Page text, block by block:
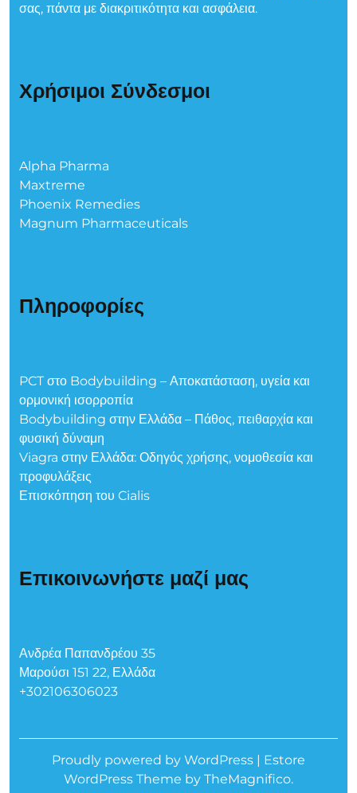
σας, πάντα με διακριτικότητα και ασφάλεια.
Χρήσιμοι Σύνδεσμοι
Alpha Pharma
Maxtreme
Phoenix Remedies
Magnum Pharmaceuticals
Πληροφορίες
PCT στο Bodybuilding – Αποκατάσταση, υγεία και
ορμονική ισορροπία
Bodybuilding στην Ελλάδα – Πάθος, πειθαρχία και
φυσική δύναμη
Viagra στην Ελλάδα: Οδηγός χρήσης, νομοθεσία και
προφυλάξεις
Επισκόπηση του Cialis
Επικοινωνήστε μαζί μας
Ανδρέα Παπανδρέου 35
Μαρούσι 151 22, Ελλάδα
+302106306023
Proudly powered by WordPress | Estore
WordPress Theme by TheMagnifico.